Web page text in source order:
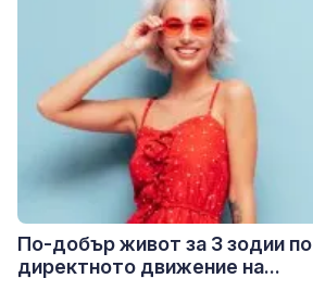
По-добър живот за 3 зодии
директното движение на...